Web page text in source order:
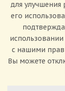
Приемная
для улучшения
его
с нашими
Вы можете